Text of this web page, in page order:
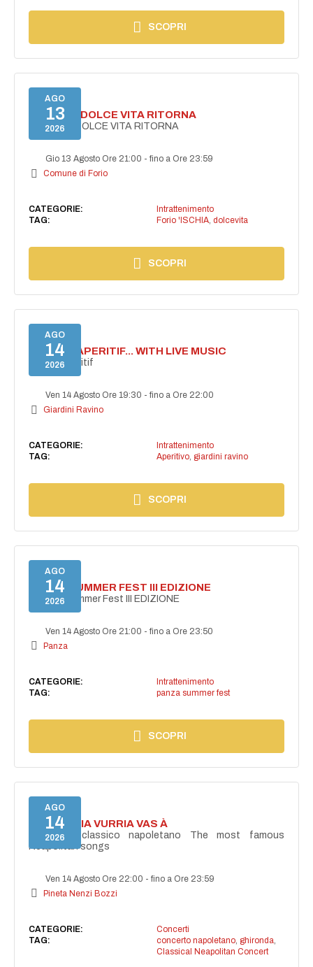
SCOPRI
AGO
13
2026
FORIO LA DOLCE VITA RITORNA
FORIO LA DOLCE VITA RITORNA
Gio 13 Agosto Ore 21:00 -fino a Ore 23:59
Comune di Forio
CATEGORIE:
Intrattenimento
TAG:
Forio 'ISCHIA, dolcevita
SCOPRI
AGO
14
2026
SECRET APERITIF... WITH LIVE MUSIC
Secret aperitif
Ven 14 Agosto Ore 19:30 -fino a Ore 22:00
Giardini Ravino
CATEGORIE:
Intrattenimento
TAG:
Aperitivo, giardini ravino
SCOPRI
AGO
14
2026
PANZA SUMMER FEST III EDIZIONE
PANZA Summer Fest III EDIZIONE
Ven 14 Agosto Ore 21:00 -fino a Ore 23:50
Panza
CATEGORIE:
Intrattenimento
TAG:
panza summer fest
SCOPRI
AGO
14
2026
I'TE VURRIA VURRIA VAS À
Concerto classico napoletano The most famous
Neapolitan songs
Ven 14 Agosto Ore 22:00 -fino a Ore 23:59
Pineta Nenzi Bozzi
CATEGORIE:
Concerti
TAG:
concerto napoletano, ghironda
Classical Neapolitan Concert